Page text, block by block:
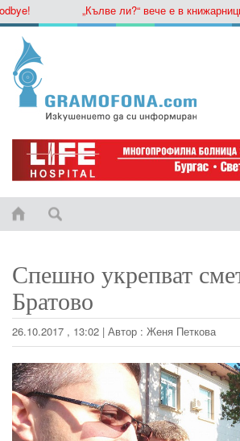
„Кълве ли?“ вече е в книжарници
Спешно укрепват
Братово
26.10.2017 , 13:02 | Автор : Женя Петкова